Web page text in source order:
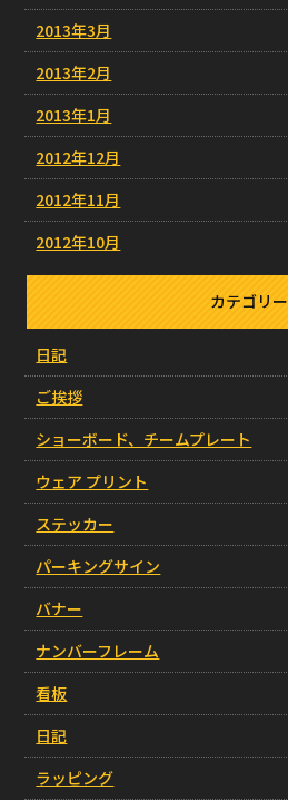
2013年3月
2013年2月
2013年1月
2012年12月
2012年11月
2012年10月
カテゴリー
日記
ご挨拶
ショーボード、チームプレート
ウェア プリント
ステッカー
パーキングサイン
バナー
ナンバーフレーム
看板
日記
ラッピング